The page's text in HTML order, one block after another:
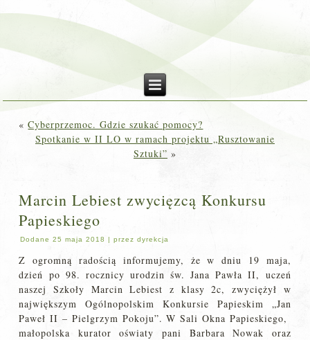
«Cyberprzemoc. Gdzie szukać pomocy?
Spotkanie w II LO w ramach projektu „Rusztowanie
Sztuki” »
Marcin Lebiest zwycięzcą Konkursu
Papieskiego
Dodane 25 maja 2018 |przez dyrekcja
Z ogromną radością informujemy, że w dniu 19 maja,
dzień po 98. rocznicy urodzin św. Jana Pawła II, uczeń
naszej Szkoły Marcin Lebiest z klasy 2c, zwyciężył w
największym Ogólnopolskim Konkursie Papieskim „Jan
Paweł II – Pielgrzym Pokoju”. W Sali Okna Papieskiego,
małopolska kurator oświaty pani Barbara Nowak oraz